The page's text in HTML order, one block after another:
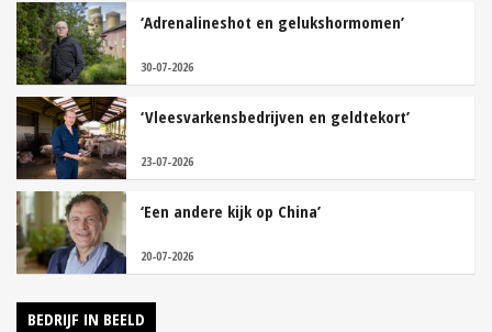
‘Adrenalineshot en gelukshormomen’
30-07-2026
‘Vleesvarkensbedrijven en geldtekort’
23-07-2026
‘Een andere kijk op China’
20-07-2026
BEDRIJF IN BEELD